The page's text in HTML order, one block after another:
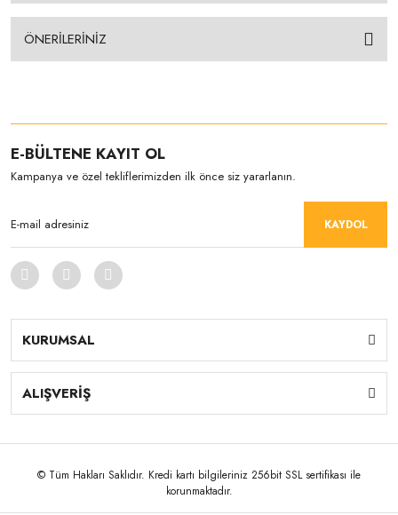
ÖNERİLERİNİZ
E-BÜLTENE KAYIT OL
Kampanya ve özel tekliflerimizden ilk önce siz yararlanın.
KAYDOL
KURUMSAL
ALIŞVERİŞ
© Tüm Hakları Saklıdır. Kredi kartı bilgileriniz 256bit SSL sertifikası ile
korunmaktadır.